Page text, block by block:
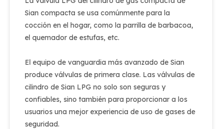
Sian compacta se usa comúnmente para la
cocción en el hogar, como la parrilla de barbacoa,
el quemador de estufas, etc.
El equipo de vanguardia más avanzado de Sian
produce válvulas de primera clase. Las válvulas de
cilindro de Sian LPG no solo son seguras y
confiables, sino también para proporcionar a los
usuarios una mejor experiencia de uso de gases de
seguridad.